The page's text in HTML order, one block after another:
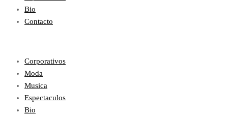
Bio
Contacto
Corporativos
Moda
Musica
Espectaculos
Bio